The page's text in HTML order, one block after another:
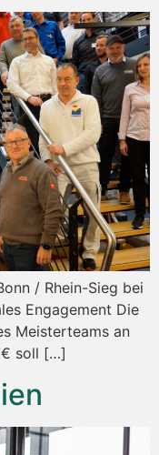
/ Rhein-Sieg bei
Engagement Die
Meisterteams an
€ soll […]